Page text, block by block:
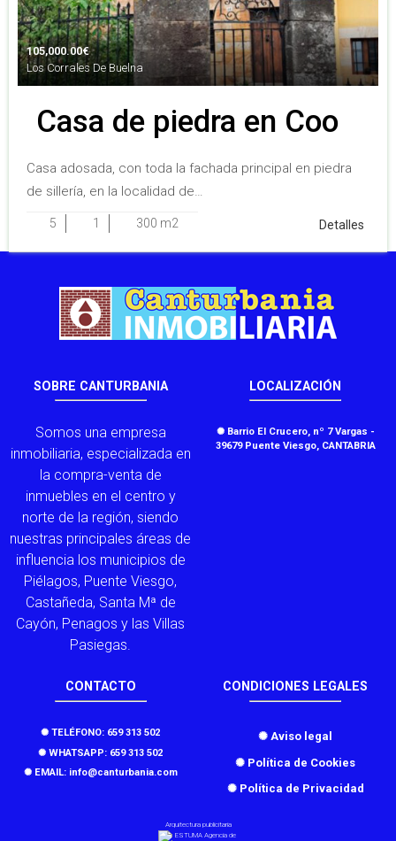
105,000.00€
Los Corrales De Buelna
Casa de piedra en Coo
Casa adosada, con toda la fachada principal en piedra
de sillería, en la localidad de…
5 1 300 m2 Detalles
SOBRE CANTURBANIA
Somos una empresa
inmobiliaria, especializada en
la compra-venta de
inmuebles en el centro y
norte de la región, siendo
nuestras principales áreas de
influencia los municipios de
Piélagos, Puente Viesgo,
Castañeda, Santa Mª de
Cayón, Penagos y las Villas
Pasiegas.
LOCALIZACIÓN
✺ Barrio El Crucero, nº 7 Vargas -
39679 Puente Viesgo, CANTABRIA
CONTACTO
✺ TELÉFONO: 659 313 502
✺ WHATSAPP: 659 313 502
✺ EMAIL: info@canturbania.com
CONDICIONES LEGALES
✺ Aviso legal
✺ Política de Cookies
✺ Política de Privacidad
Arquitectura publicitaria